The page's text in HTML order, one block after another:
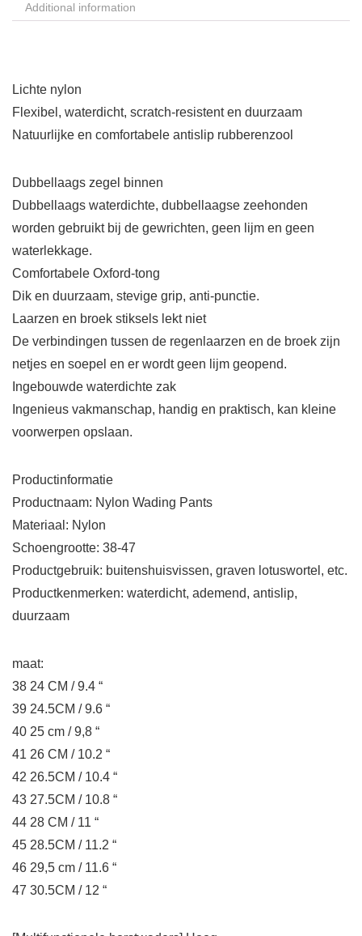
Additional information
Lichte nylon
Flexibel, waterdicht, scratch-resistent en duurzaam
Natuurlijke en comfortabele antislip rubberenzool
Dubbellaags zegel binnen
Dubbellaags waterdichte, dubbellaagse zeehonden
worden gebruikt bij de gewrichten, geen lijm en geen
waterlekkage.
Comfortabele Oxford-tong
Dik en duurzaam, stevige grip, anti-punctie.
Laarzen en broek stiksels lekt niet
De verbindingen tussen de regenlaarzen en de broek zijn
netjes en soepel en er wordt geen lijm geopend.
Ingebouwde waterdichte zak
Ingenieus vakmanschap, handig en praktisch, kan kleine
voorwerpen opslaan.
Productinformatie
Productnaam: Nylon Wading Pants
Materiaal: Nylon
Schoengrootte: 38-47
Productgebruik: buitenshuisvissen, graven lotuswortel, etc.
Productkenmerken: waterdicht, ademend, antislip,
duurzaam
maat:
38 24 CM / 9.4 “
39 24.5CM / 9.6 “
40 25 cm / 9,8 “
41 26 CM / 10.2 “
42 26.5CM / 10.4 “
43 27.5CM / 10.8 “
44 28 CM / 11 “
45 28.5CM / 11.2 “
46 29,5 cm / 11.6 “
47 30.5CM / 12 “